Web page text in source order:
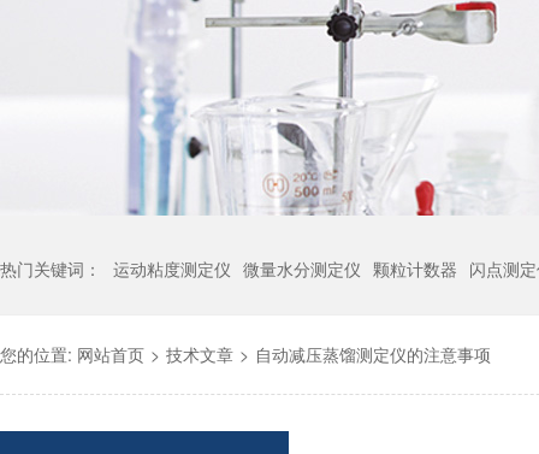
热门关键词： 运动粘度测定仪 微量水分测定仪 颗粒计数器 闪点测
您的位置: 网站首页 > 技术文章 > 自动减压蒸馏测定仪的注意事项